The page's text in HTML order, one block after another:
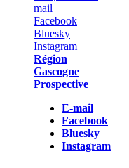
Région
Gascogne
Prospective
E-mail
Facebook
Bluesky
Instagram